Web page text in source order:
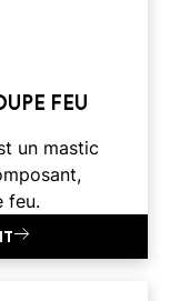
FEU
un mastic
feu.